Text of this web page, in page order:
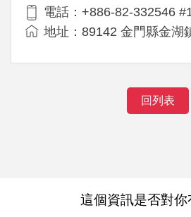
電話：+886-82-332546
地址：89142 金門縣金湖
回列表
這個資訊是否對你